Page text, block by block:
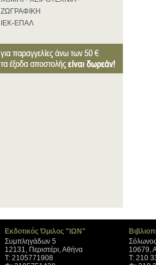
ΖΩΓΡΑΦΙΚΗ
ΙΕΚ-ΕΠΑΛ
Εκδοτικός Όμιλος "ΙΩΝ"
Συμπληγάδων 5
12131, Περιστέρι, Αθήνα
Τ: 2105771908
10679,
Τ: 210